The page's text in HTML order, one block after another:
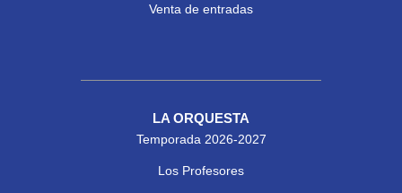
Venta de entradas
LA ORQUESTA
Temporada 2026-2027
Los Profesores